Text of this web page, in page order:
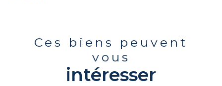
Ces biens peuvent
vous
intéresser